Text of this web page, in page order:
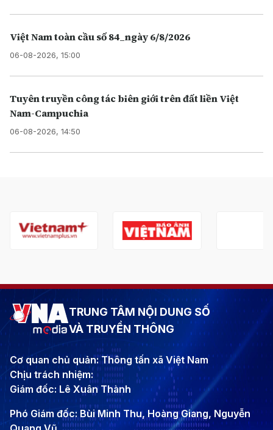
Việt Nam toàn cầu số 84_ngày 6/8/2026
06-08-2026, 15:00
Tuyên truyền công tác biên giới trên đất liền Việt
Nam-Campuchia
06-08-2026, 14:50
TRUNG TÂM NỘI DUNG SỐ
VÀ TRUYỀN THÔNG
Cơ quan chủ quản: Thông tấn xã Việt Nam
Chịu trách nhiệm:
Giám đốc: Lê Xuân Thành
Phó Giám đốc: Bùi Minh Thu, Hoàng Giang, Nguyễn